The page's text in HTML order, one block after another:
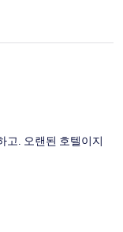
고. 오랜된 호텔이지